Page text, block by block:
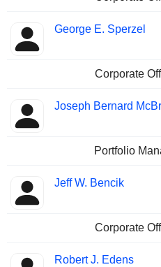
George E. Sperzel
Corporate
Joseph Bernard
Portfolio
Jeff W. Bencik
Corporate
Robert J. Edens